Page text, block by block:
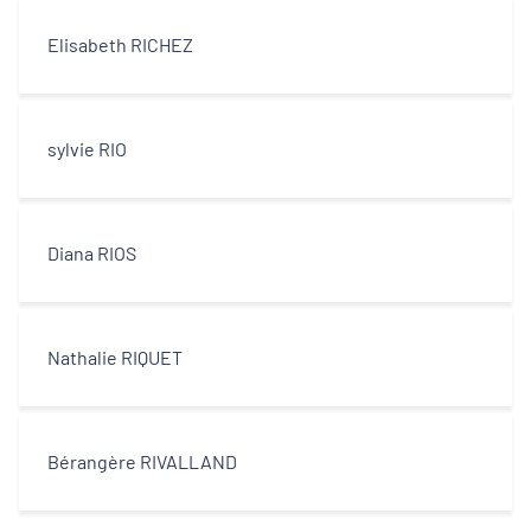
Elisabeth RICHEZ
sylvie RIO
Diana RIOS
Nathalie RIQUET
Bérangère RIVALLAND